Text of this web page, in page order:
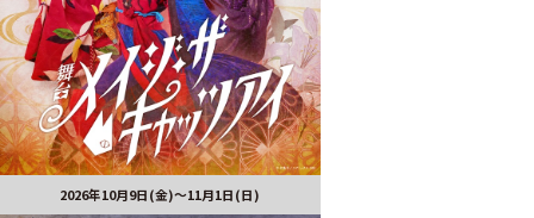
2026年10月9日(金)～11月1日(日)